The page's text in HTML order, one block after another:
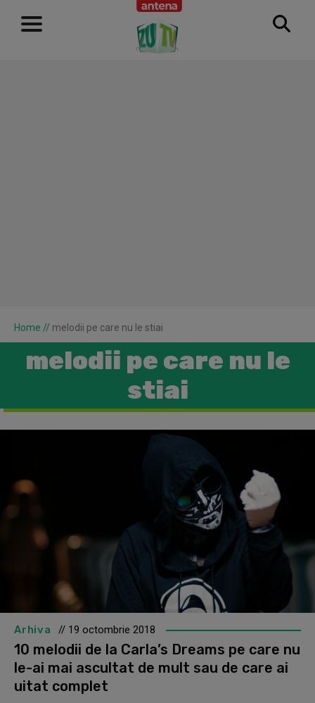
RECLAMĂ
Home // melodii pe care nu le stiai
melodii pe care nu le
stiai
Arhiva // 19 octombrie 2018
10 melodii de la Carla’s Dreams pe care nu
le-ai mai ascultat de mult sau de care ai
uitat complet